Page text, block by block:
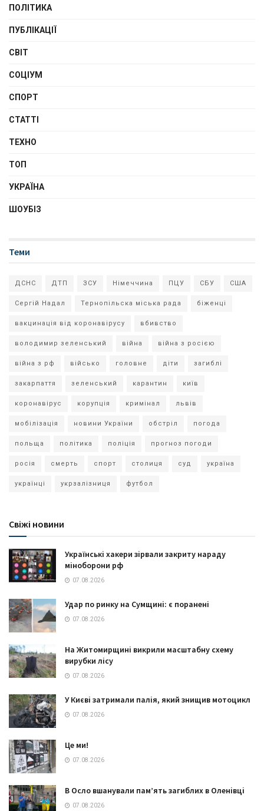
ПОЛІТИКА
ПУБЛІКАЦІЇ
СВІТ
СОЦІУМ
СПОРТ
СТАТТІ
ТЕХНО
ТОП
УКРАЇНА
ШОУБІЗ
Теми
ДСНС ДТП ЗСУ Німеччина ПЦУ СБУ США
Сергій Надал Тернопільска міська рада біженці
вакцинація від коронавірусу вбивство
володимир зеленський війна війна з росією
війна з рф військо головне діти загиблі
закарпаття зеленський карантин київ
коронавірус корупція кримінал львів
мобілізація новини України обстріл погода
польща політика поліція прогноз погоди
росія смерть спорт столиця суд україна
українці укрзалізниця футбол
Свіжі новини
Українські хакери зірвали закриту нараду
міноборони рф
07.08.2026
Удар по ринку на Сумщині: є поранені
07.08.2026
На Житомирщині викрили масштабну схему
вирубки лісу
07.08.2026
У Києві затримали палія, який знищив мотоцикл
07.08.2026
Це ми!
07.08.2026
В Осло вшанували пам’ять загиблих в Оленівці
07.08.2026